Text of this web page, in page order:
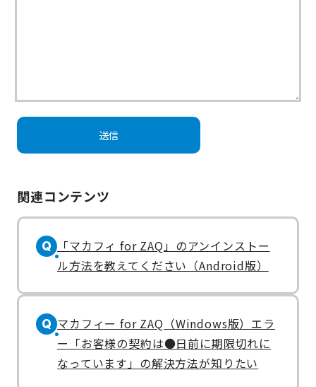
関連コンテンツ
Q
「マカフィ for ZAQ」のアンインストー
ル方法を教えてください（Android版）
Q マカフィー for ZAQ（Windows版）エラ
ー「お客様の契約は●日前に期限切れに
なっています」の解決方法が知りたい